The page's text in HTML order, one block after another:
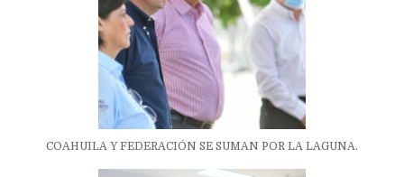
COAHUILA Y FEDERACIÓN SE SUMAN POR LA LAGUNA.